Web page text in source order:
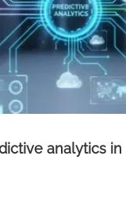
analytics in